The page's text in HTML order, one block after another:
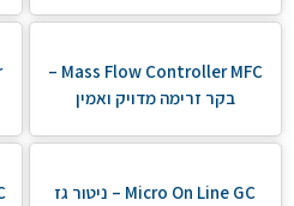
Mass Flow Controller MFC –
בקר זרימה מדויק ואמין
Micro On Line GC – ניטור גז